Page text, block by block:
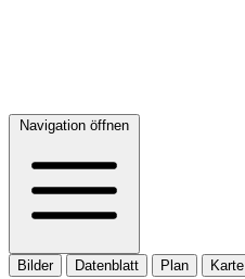
Navigation öffnen
Bilder Datenblatt Plan Karte